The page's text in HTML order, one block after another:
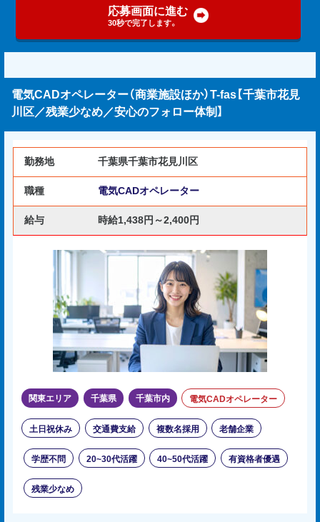
応募画面に進む
30秒で完了します。
電気CADオペレーター（商業施設ほか）T-fas【千葉市花見
川区／残業少なめ／安心のフォロー体制】
勤務地 千葉県千葉市花見川区
職種 電気CADオペレーター
給与 時給1,438円～2,400円
関東エリア 千葉県 千葉市内 電気CADオペレーター
土日祝休み 交通費支給 複数名採用 老舗企業
学歴不問 20~30代活躍 40~50代活躍 有資格者優遇
残業少なめ